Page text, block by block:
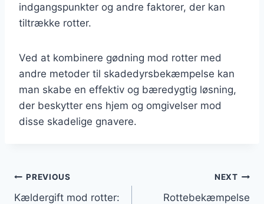
indgangspunkter og andre faktorer, der kan
tiltrække rotter.
Ved at kombinere gødning mod rotter med
andre metoder til skadedyrsbekæmpelse kan
man skabe en effektiv og bæredygtig løsning,
der beskytter ens hjem og omgivelser mod
disse skadelige gnavere.
Indlægsnavigation
PREVIOUS
Kældergift mod rotter:
NEXT
Rottebekæmpelse